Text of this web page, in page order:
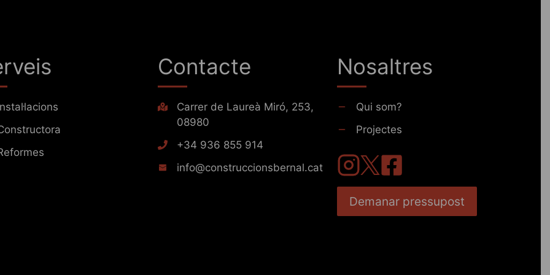
Contacte
Carrer de Laureà Miró, 253,
08980
+34 936 855 914
info@construccionsbernal.cat
Nosaltres
Qui som?
Projectes
Demanar pressupost